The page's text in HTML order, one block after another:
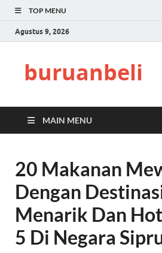
TOP MENU
Agustus 9, 2026
buruanbeli
MAIN MENU
20 Makanan
Dengan
Menarik Dan
5 Di Negara